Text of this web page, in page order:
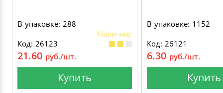
В упаковке: 288
Наличие:
Код: 26123
21.60 руб./шт.
Купить
В упаковке: 1152
Код: 26121
6.30 руб./шт.
Купить